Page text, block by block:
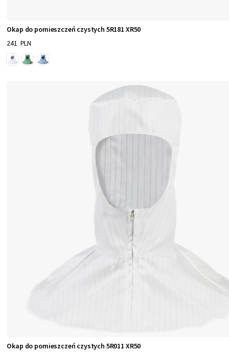
Okap do pomieszczeń czystych 5R181 XR50
241 PLN
Okap do pomieszczeń czystych 5R011 XR50